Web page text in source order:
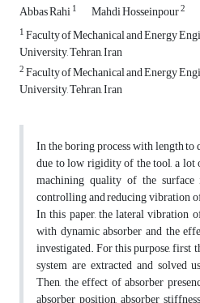
Abbas Rahi1 Mahdi Hosseinpour2
1Faculty of Mechanical and Energy
University, Tehran, Iran
2Faculty of Mechanical and Energy
University, Tehran, Iran
In the boring process with length
due to low rigidity of the tool, a lot
machining quality of the surface
controlling and reducing vibration
In this paper, the lateral vibration
with dynamic absorber and the
investigated. For this purpose, first
system are extracted and solved
Then, the effect of absorber